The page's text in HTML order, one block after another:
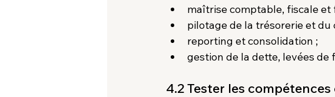
maîtrise comptable, fiscale et
pilotage de la trésorerie et du
reporting et consolidation ;
gestion de la dette, levées
4.2 Tester les